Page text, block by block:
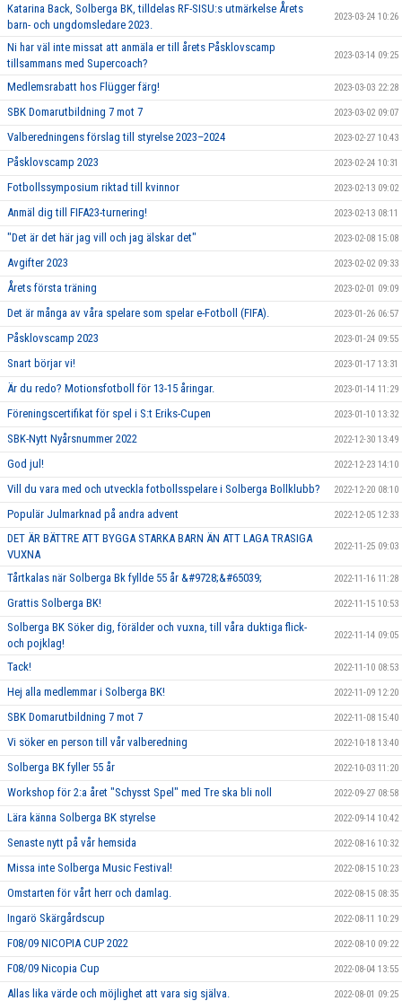
Katarina Back, Solberga BK, tilldelas RF-SISU:s utmärkelse Årets
barn- och ungdomsledare 2023.
2023-03-24 10:26
Ni har väl inte missat att anmäla er till årets Påsklovscamp
tillsammans med Supercoach?
2023-03-14 09:25
Medlemsrabatt hos Flügger färg! 2023-03-03 22:28
SBK Domarutbildning 7 mot 7 2023-03-02 09:07
Valberedningens förslag till styrelse 2023–2024 2023-02-27 10:43
Påsklovscamp 2023 2023-02-24 10:31
Fotbollssymposium riktad till kvinnor 2023-02-13 09:02
Anmäl dig till FIFA23-turnering! 2023-02-13 08:11
"Det är det här jag vill och jag älskar det" 2023-02-08 15:08
Avgifter 2023 2023-02-02 09:33
Årets första träning 2023-02-01 09:09
Det är många av våra spelare som spelar e-Fotboll (FIFA). 2023-01-26 06:57
Påsklovscamp 2023 2023-01-24 09:55
Snart börjar vi! 2023-01-17 13:31
Är du redo? Motionsfotboll för 13-15 åringar. 2023-01-14 11:29
Föreningscertifikat för spel i S:t Eriks-Cupen 2023-01-10 13:32
SBK-Nytt Nyårsnummer 2022 2022-12-30 13:49
God jul! 2022-12-23 14:10
Vill du vara med och utveckla fotbollsspelare i Solberga Bollklubb? 2022-12-20 08:10
Populär Julmarknad på andra advent 2022-12-05 12:33
DET ÄR BÄTTRE ATT BYGGA STARKA BARN ÄN ATT LAGA TRASIGA
VUXNA
2022-11-25 09:03
Tårtkalas när Solberga Bk fyllde 55 år &#9728;&#65039; 2022-11-16 11:28
Grattis Solberga BK! 2022-11-15 10:53
Solberga BK Söker dig, förälder och vuxna, till våra duktiga flick-
och pojklag!
2022-11-14 09:05
Tack! 2022-11-10 08:53
Hej alla medlemmar i Solberga BK! 2022-11-09 12:20
SBK Domarutbildning 7 mot 7 2022-11-08 15:40
Vi söker en person till vår valberedning 2022-10-18 13:40
Solberga BK fyller 55 år 2022-10-03 11:20
Workshop för 2:a året "Schysst Spel" med Tre ska bli noll 2022-09-27 08:58
Lära känna Solberga BK styrelse 2022-09-14 10:42
Senaste nytt på vår hemsida 2022-08-16 10:32
Missa inte Solberga Music Festival! 2022-08-15 10:23
Omstarten för vårt herr och damlag. 2022-08-15 08:35
Ingarö Skärgårdscup 2022-08-11 10:29
F08/09 NICOPIA CUP 2022 2022-08-10 09:22
F08/09 Nicopia Cup 2022-08-04 13:55
Allas lika värde och möjlighet att vara sig själva. 2022-08-01 09:25